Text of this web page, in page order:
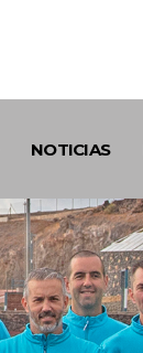
NOTICIAS